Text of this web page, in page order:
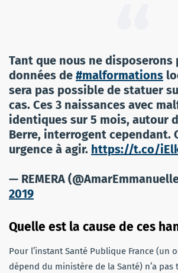
Tant que nous ne disposerons
données de #malformations
sera pas possible de statuer
cas. Ces 3 naissances avec
identiques sur 5 mois, autour
Berre, interrogent cependant.
urgence à agir. https://t.co/
— REMERA
2019
Quelle est la cause de ces
Pour l’instant Santé Publique France (un
dépend du ministère de la Santé) n’a pas